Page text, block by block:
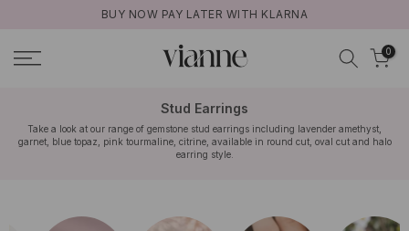
contenu
BUY NOW PAY LATER WITH KLARNA
0
Stud Earrings
Take a look at our range of gemstone stud earrings including lavender amethyst,
garnet, blue topaz, pink tourmaline, citrine, available in round cut, oval cut and halo
earring style.